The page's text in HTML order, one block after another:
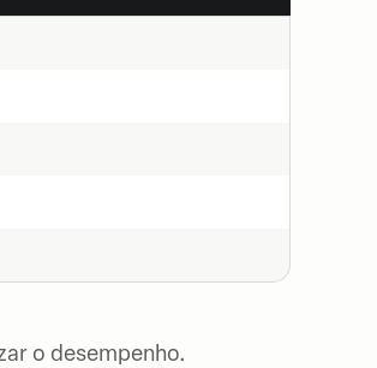
o desempenho.